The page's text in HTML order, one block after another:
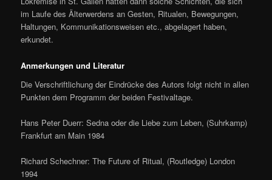
im Laufe des Älterwerdens an Gesten, Ritualen, Bewegungen,
Haltungen, Kommunikationsweisen etc., abgelagert haben,
erkundet.
Anmerkungen und Literatur
Die Verschriftlichung der Eindrücke des Autors folgt nicht in allen
Punkten dem Programm der beiden Festivaltage.
Hans Peter Duerr: Sedna oder die Liebe zum Leben, (Suhrkamp)
Frankfurt am Main 1984
Richard Schechner: The Future of Ritual, (Routledge) London
1994